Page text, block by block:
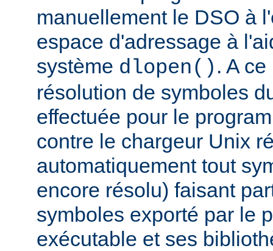
manuellement le DSO à
espace d'adressage à
système dlopen() . A
résolution de symboles
effectuée pour le
contre le chargeur Unix
automatiquement tout
encore résolu) faisant
symboles exporté par le
exécutable et ses